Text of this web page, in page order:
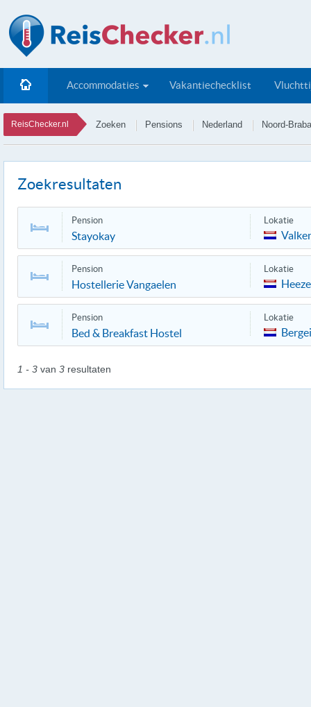
Accommodaties Vakantiechecklist
ReisChecker.nl Zoeken Pensions Nederland Noord-
Zoekresultaten
Pension
Stayokay
Lokatie
Pension
Hostellerie Vangaelen
Lokatie
Heeze
Pension
Bed & Breakfast Hostel
Lokatie
1 - 3 van 3 resultaten